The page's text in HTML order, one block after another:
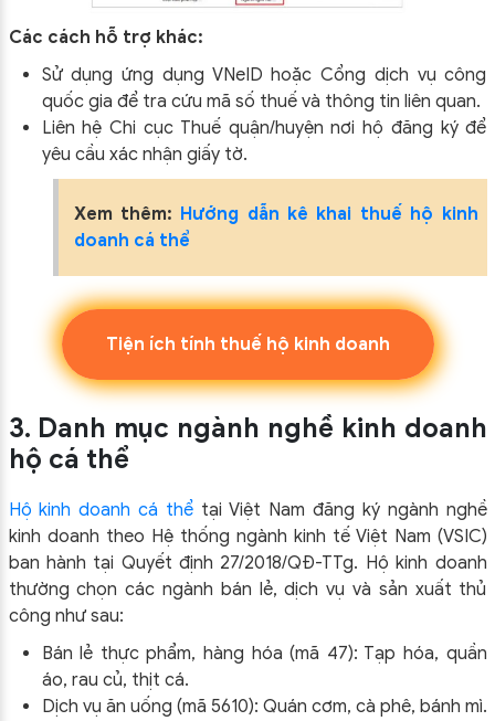
Các cách hỗ trợ khác:
Sử dụng ứng dụng VNeID hoặc Cổng dịch vụ công
quốc gia để tra cứu mã số thuế và thông tin liên quan.
Liên hệ Chi cục Thuế quận/huyện nơi hộ đăng ký để
yêu cầu xác nhận giấy tờ.​
Xem thêm: Hướng dẫn kê khai thuế hộ kinh
doanh cá thể
Tiện ích tính thuế hộ kinh doanh
3. Danh mục ngành nghề kinh doanh
hộ cá thể
Hộ kinh doanh cá thể tại Việt Nam đăng ký ngành nghề
kinh doanh theo Hệ thống ngành kinh tế Việt Nam (VSIC)
ban hành tại Quyết định 27/2018/QĐ-TTg. Hộ kinh doanh
thường chọn các ngành bán lẻ, dịch vụ và sản xuất thủ
công như sau:
Bán lẻ thực phẩm, hàng hóa (mã 47): Tạp hóa, quần
áo, rau củ, thịt cá.​
Dịch vụ ăn uống (mã 5610): Quán cơm, cà phê, bánh mì.​